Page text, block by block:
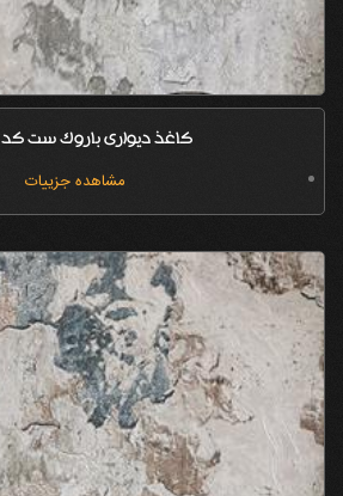
کاغذ دیواری باروک ست کد 6605
مشاهده جزییات